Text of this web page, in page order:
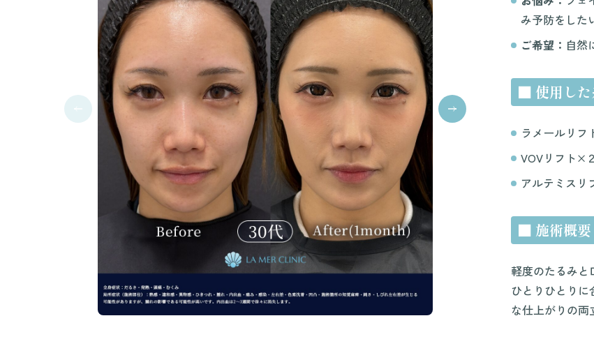
み予防をした
ご希望： 自然
■ 使用した
ラメールリ
VOVリフト×
アルテミスリ
■ 施術概要
軽度のたるみと
ひとりひとり
な仕上がりの両